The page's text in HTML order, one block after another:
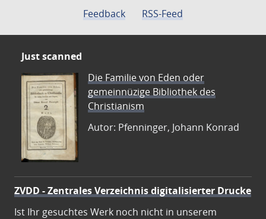
Feedback
RSS-Feed
Just scanned
Die Familie von Eden oder
gemeinnüzige Bibliothek des
Christianism
Autor: Pfenninger, Johann Konrad
ZVDD - Zentrales Verzeichnis digitalisierter Drucke
Ist Ihr gesuchtes Werk noch nicht in unserem